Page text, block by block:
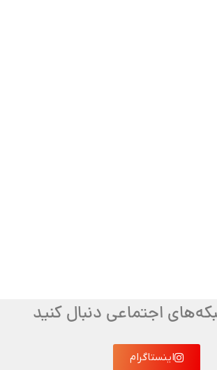
اجتماعی دنبال کنید
اینستاگرام